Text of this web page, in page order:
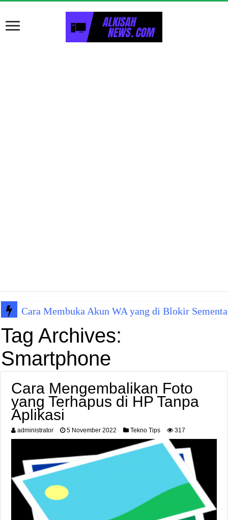
Cara Membuka Akun WA yang di Blokir
Tag Archives:
Smartphone
Cara Mengembalikan Foto
yang Terhapus di HP Tanpa
Aplikasi
administrator 5 November 2022 Tekno Tips 317